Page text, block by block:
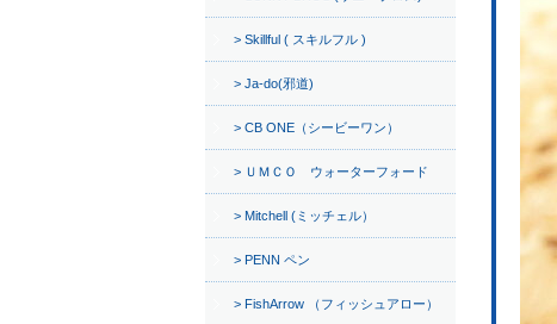
Skillful ( スキルフル )
Ja-do(邪道)
CB ONE（シービーワン）
ＵＭＣＯ ウォーターフォード
Mitchell (ミッチェル）
PENN ペン
FishArrow （フィッシュアロー）